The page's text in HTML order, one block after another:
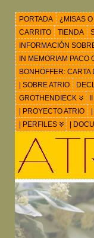
PORTADA ¿MISAS
CARRITO
TIENDA
INFORMACIÓN
IN MEMORIAM PACO
BONHÖFFER:
| SOBRE ATRIO
GROTHENDIECK
| PROYECTO ATRIO
| PERFILES
|